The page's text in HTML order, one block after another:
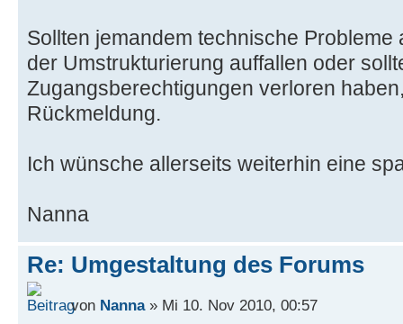
Sollten jemandem technische
der Umstrukturierung auffallen oder
Zugangsberechtigungen verloren
Rückmeldung.
Ich wünsche allerseits weiterhin eine
Nanna
Re: Umgestaltung des Forums
von Nanna» Mi 10. Nov 2010, 00:57